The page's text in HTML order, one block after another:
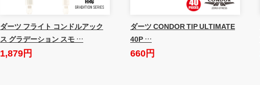
ダーツ フライト コンドルアック
ス グラデーション スモ …
1,879円
ダーツ CONDOR TIP ULTIMATE
40P …
660円